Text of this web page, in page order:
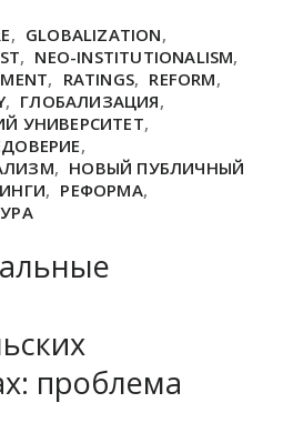
, GLOBALIZATION,
, NEO-INSTITUTIONALISM,
, RATINGS, REFORM,
, ГЛОБАЛИЗАЦИЯ,
УНИВЕРСИТЕТ,
,
, НОВЫЙ ПУБЛИЧНЫЙ
, РЕФОРМА,
проблема